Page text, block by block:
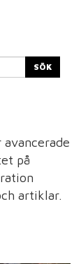
SÖK
på
artiklar.